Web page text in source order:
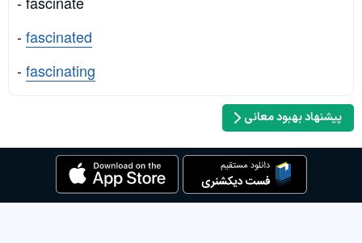
-fascinated
-fascinating
پیشنهاد بهبود معانی